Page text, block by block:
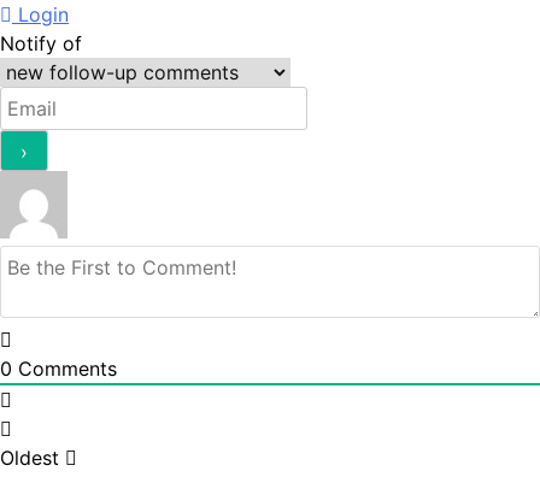
Login
Notify of
0 Comments
Oldest